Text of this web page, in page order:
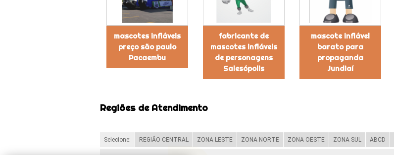
mascotes infláveis
preço são paulo
Pacaembu
fabricante de
mascotes infláveis
de personagens
Salesópolis
mascote inflável
barato para
propaganda
Jundiaí
Regiões de Atendimento
Selecione: REGIÃO CENTRAL ZONA LESTE ZONA NORTE ZONA OESTE ZONA SUL ABCD